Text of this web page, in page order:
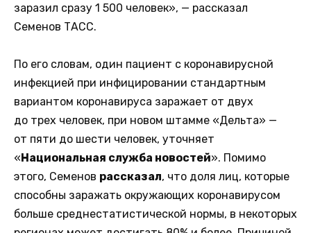
заразил сразу 1 500 человек», — рассказал
Семенов ТАСС.
По его словам, один пациент с коронавирусной
инфекцией при инфицировании стандартным
вариантом коронавируса заражает от двух
до трех человек, при новом штамме «Дельта» —
от пяти до шести человек, уточняет
«Национальная служба новостей». Помимо
этого, Семенов рассказал, что доля лиц, которые
способны заражать окружающих коронавирусом
больше среднестатистической нормы, в некоторых